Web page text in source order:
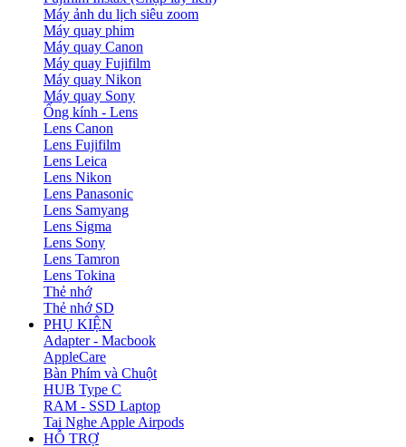
Máy ảnh du lịch siêu zoom
Máy quay phim
Máy quay Canon
Máy quay Fujifilm
Máy quay Nikon
Máy quay Sony
Ống kính - Lens
Lens Canon
Lens Fujifilm
Lens Leica
Lens Nikon
Lens Panasonic
Lens Samyang
Lens Sigma
Lens Sony
Lens Tamron
Lens Tokina
Thẻ nhớ
Thẻ nhớ SD
PHỤ KIỆN
Adapter - Macbook
AppleCare
Bàn Phím và Chuột
HUB Type C
RAM - SSD Laptop
Tai Nghe Apple Airpods
HỖ TRỢ